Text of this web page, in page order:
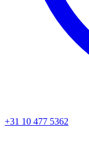
+31 10 477 5362